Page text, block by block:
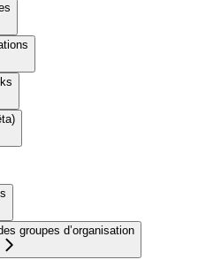
groupes d’organisation